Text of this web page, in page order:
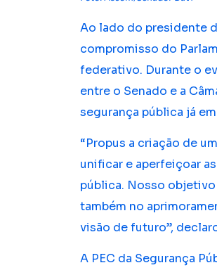
Ao lado do presidente
compromisso do
federativo. Durante o
entre o Senado e a
segurança pública já
“Propus a criação de
unificar e aperfeiçoar
pública. Nosso
também no
visão de futuro”,
A PEC da Segurança